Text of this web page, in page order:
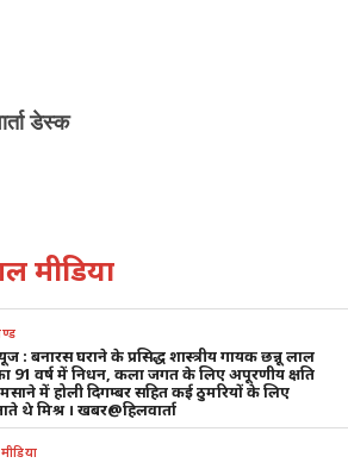
डेस्क
मीडिया
: बनारस घराने के प्रसिद्ध शास्त्रीय गायक छन्नू लाल
91 वर्ष में निधन, कला जगत के लिए अपूरणीय क्षति
में होली दिगम्बर सहित कई ठुमरियों के लिए
थे मिश्र । खबर@हिलवार्ता